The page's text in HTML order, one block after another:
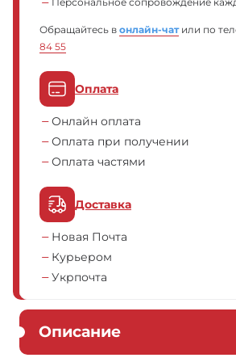
Персональное сопровождение
Обращайтесь в онлайн-чатили по
84 55
Оплата
Онлайн оплата
Оплата при получении
Оплата частями
Доставка
Новая Почта
Курьером
Укрпочта
Описание